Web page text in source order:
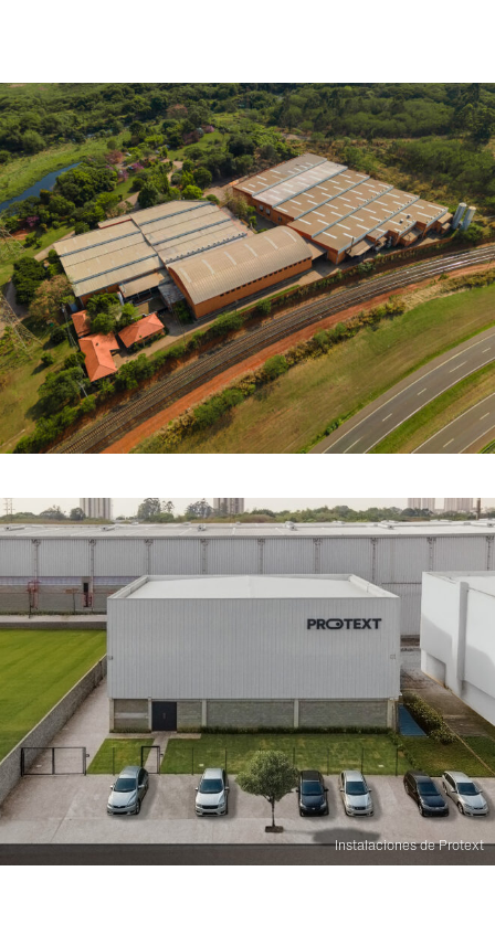
Instalaciones de Protext